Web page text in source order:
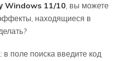
Windows 11/10, вы можете
находящиеся в
поле поиска введите код